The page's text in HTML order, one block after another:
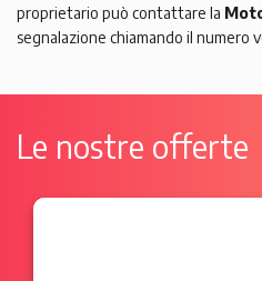
proprietario può contattare la
segnalazione chiamando il numero
Le nostre offerte